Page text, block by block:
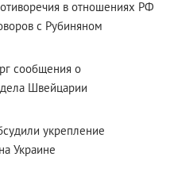
в отношениях РФ
с Рубиняном
сообщения о
Швейцарии
укрепление
Украине